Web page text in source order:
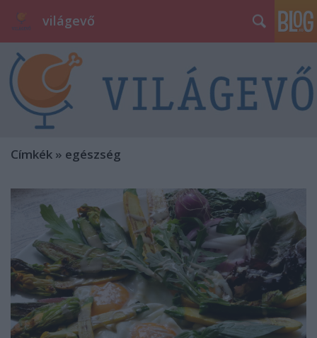
világevő
Címkék » egészség